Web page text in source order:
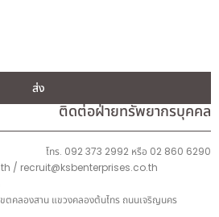
ส่ง
ติดต่อฝ่ายทรัพยากรบุคคล
โทร. 092 373 2992 หรือ 02 860 6290
/ recruit@ksbenterprises.co.th
ตคลองสาน แขวงคลองต้นไทร ถนนเจริญนคร